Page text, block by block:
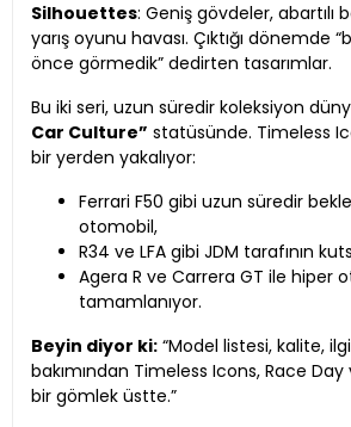
Silhouettes: Geniş gövdeler, abartılı
yarış oyunu havası. Çıktığı dönemde
önce görmedik” dedirten tasarımlar.
Bu iki seri, uzun süredir koleksiyon
Car Culture” statüsünde. Timeless
bir yerden yakalıyor:
Ferrari F50 gibi uzun süredir
otomobil,
R34 ve LFA gibi JDM tarafının
Agera R ve Carrera GT ile hiper
tamamlanıyor.
Beyin diyor ki: “Model listesi, kalite,
bakımından Timeless Icons, Race
bir gömlek üstte.”